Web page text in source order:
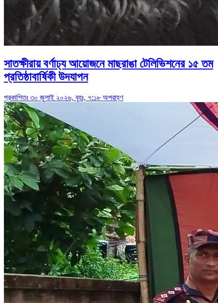
সাতক্ষীরায় বর্ণাঢ্য আয়োজনে মাছরাঙা টেলিভিশনের ১৫ তম
প্রতিষ্ঠাবার্ষিকী উদযাপন
প্রকাশিতঃ ৩০ জুলাই ২০২৬, বৃহঃ, ৭:১৮ অপরাহ্ণ